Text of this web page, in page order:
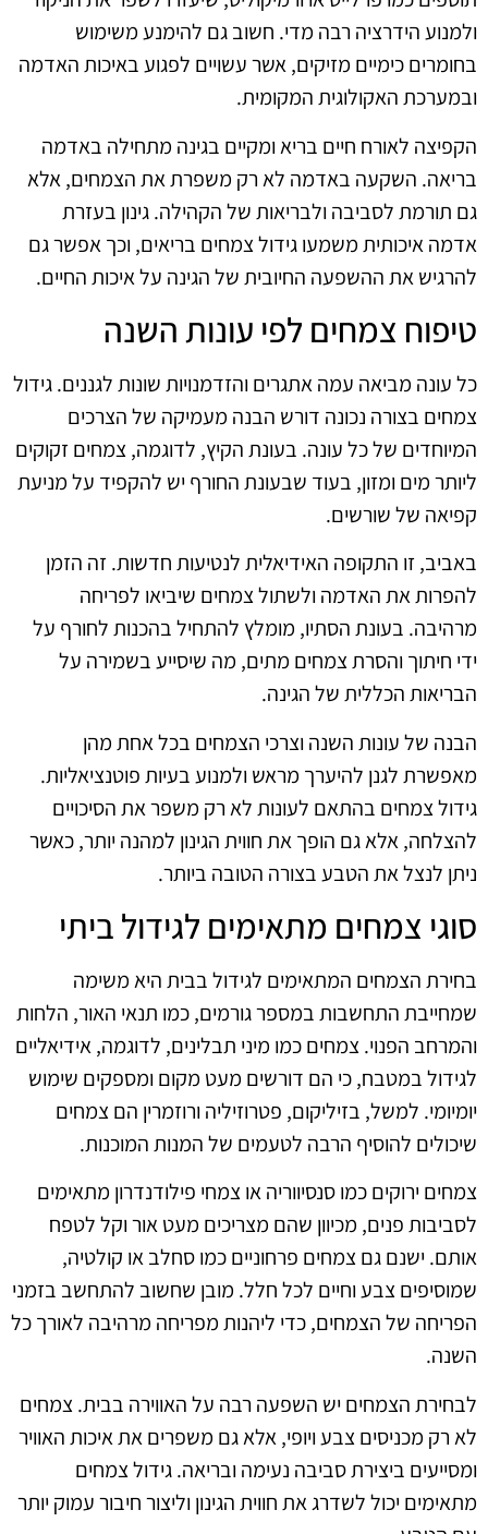
ולמנוע הידרציה רבה מדי. חשוב גם להימנע משימוש
בחומרים כימיים מזיקים, אשר עשויים לפגוע באיכות האדמה
ובמערכת האקולוגית המקומית.
הקפיצה לאורח חיים בריא ומקיים בגינה מתחילה באדמה
בריאה. השקעה באדמה לא רק משפרת את הצמחים, אלא
גם תורמת לסביבה ולבריאות של הקהילה. גינון בעזרת
אדמה איכותית משמעו גידול צמחים בריאים, וכך אפשר גם
להרגיש את ההשפעה החיובית של הגינה על איכות החיים.
טיפוח צמחים לפי עונות השנה
כל עונה מביאה עמה אתגרים והזדמנויות שונות לגננים. גידול
צמחים בצורה נכונה דורש הבנה מעמיקה של הצרכים
המיוחדים של כל עונה. בעונת הקיץ, לדוגמה, צמחים זקוקים
ליותר מים ומזון, בעוד שבעונת החורף יש להקפיד על מניעת
קפיאה של שורשים.
באביב, זו התקופה האידיאלית לנטיעות חדשות. זה הזמן
להפרות את האדמה ולשתול צמחים שיביאו לפריחה
מרהיבה. בעונת הסתיו, מומלץ להתחיל בהכנות לחורף על
ידי חיתוך והסרת צמחים מתים, מה שיסייע בשמירה על
הבריאות הכללית של הגינה.
הבנה של עונות השנה וצרכי הצמחים בכל אחת מהן
מאפשרת לגנן להיערך מראש ולמנוע בעיות פוטנציאליות.
גידול צמחים בהתאם לעונות לא רק משפר את הסיכויים
להצלחה, אלא גם הופך את חווית הגינון למהנה יותר, כאשר
ניתן לנצל את הטבע בצורה הטובה ביותר.
סוגי צמחים מתאימים לגידול ביתי
בחירת הצמחים המתאימים לגידול בבית היא משימה
שמחייבת התחשבות במספר גורמים, כמו תנאי האור, הלחות
והמרחב הפנוי. צמחים כמו מיני תבלינים, לדוגמה, אידיאליים
לגידול במטבח, כי הם דורשים מעט מקום ומספקים שימוש
יומיומי. למשל, בזיליקום, פטרוזיליה ורוזמרין הם צמחים
שיכולים להוסיף הרבה לטעמים של המנות המוכנות.
צמחים ירוקים כמו סנסיווריה או צמחי פילודנדרון מתאימים
לסביבות פנים, מכיוון שהם מצריכים מעט אור וקל לטפח
אותם. ישנם גם צמחים פרחוניים כמו סחלב או קולטיה,
שמוסיפים צבע וחיים לכל חלל. מובן שחשוב להתחשב בזמני
הפריחה של הצמחים, כדי ליהנות מפריחה מרהיבה לאורך כל
השנה.
לבחירת הצמחים יש השפעה רבה על האווירה בבית. צמחים
לא רק מכניסים צבע ויופי, אלא גם משפרים את איכות האוויר
ומסייעים ביצירת סביבה נעימה ובריאה. גידול צמחים
מתאימים יכול לשדרג את חווית הגינון וליצור חיבור עמוק יותר